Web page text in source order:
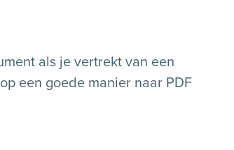
als je vertrekt van een
een goede manier naar PDF